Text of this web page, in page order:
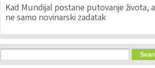
Kad Mundijal postane putovanje života, a
ne samo novinarski zadatak
Search form
Search